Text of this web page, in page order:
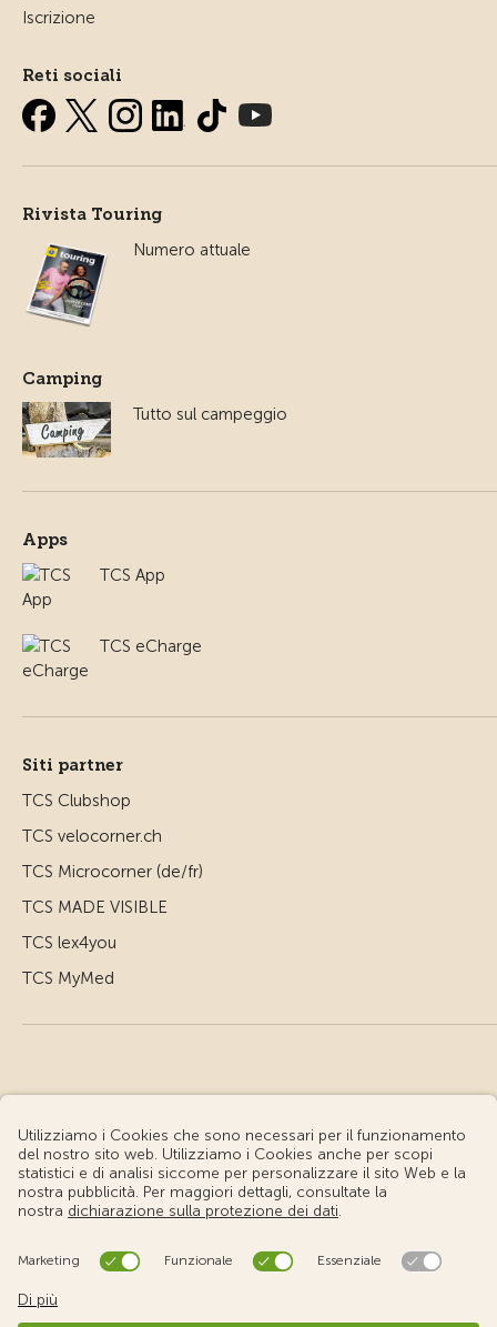
Iscrizione
Reti sociali
Rivista Touring
Numero attuale
Camping
Tutto sul campeggio
Apps
TCS App
TCS eCharge
Siti partner
TCS Clubshop
TCS velocorner.ch
TCS Microcorner (de/fr)
TCS MADE VISIBLE
TCS lex4you
TCS MyMed
© Touring Club Svizzero
Condizioni d'uso – Informazioni giuridiche